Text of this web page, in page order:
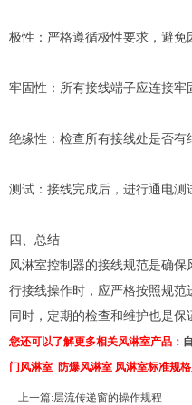
极性：严格遵循极性要求，避免
牢固性：所有接线端子应连接牢
绝缘性：检查所有接线处是否有
测试：接线完成后，进行通电测
四、总结
风淋室控制器的接线规范是确
行接线操作时，应严格按照规范
同时，定期的检查和维护也是保
您还可以了解更多相关风淋室产品：
门风淋室 防爆风淋室 风淋室标准规
上一篇:层流传递窗的操作规程